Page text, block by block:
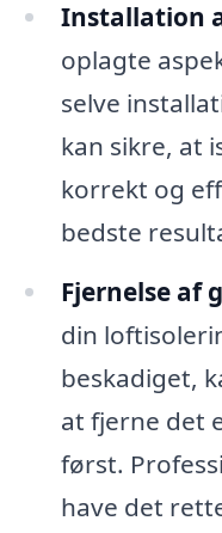
Installation
oplagte
selve
kan sikre, at
korrekt og
bedste
Fjernelse af
din
beskadiget,
at fjerne det
først.
have det